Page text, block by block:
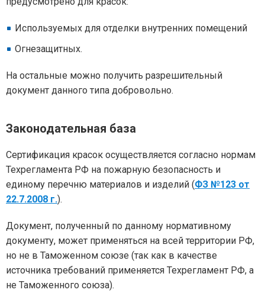
Используемых для отделки внутренних помещений
Огнезащитных.
На остальные можно получить разрешительный
документ данного типа добровольно.
Законодательная база
Сертификация красок осуществляется согласно нормам
Техрегламента РФ на пожарную безопасность и
единому перечню материалов и изделий (ФЗ №123 от
22.7.2008 г.).
Документ, полученный по данному нормативному
документу, может применяться на всей территории РФ,
но не в Таможенном союзе (так как в качестве
источника требований применяется Техрегламент РФ, а
не Таможенного союза).